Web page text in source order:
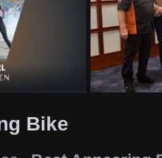
Bike